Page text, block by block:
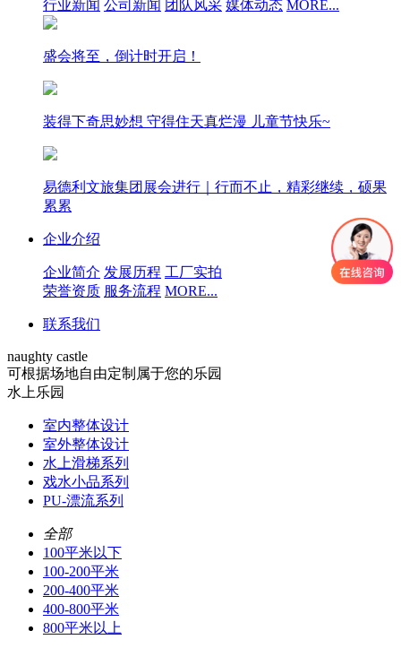
行业新闻 公司新闻 团队风采 媒体动态 MORE...
盛会将至，倒计时开启！
装得下奇思妙想 守得住天真烂漫 儿童节快乐~
易德利文旅集团展会进行｜行而不止，精彩继续，硕果
累累
企业介绍
企业简介 发展历程 工厂实拍
荣誉资质 服务流程 MORE...
联系我们
naughty castle
可根据场地自由定制属于您的乐园
水上乐园
室内整体设计
室外整体设计
水上滑梯系列
戏水小品系列
PU-漂流系列
全部
100平米以下
100-200平米
200-400平米
400-800平米
800平米以上